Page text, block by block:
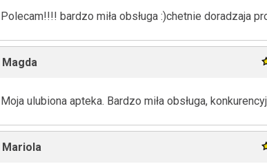
Polecam!!!! bardzo miła obsługa :)chetnie doradzaja
Magda
Moja ulubiona apteka. Bardzo miła obsługa,
Mariola